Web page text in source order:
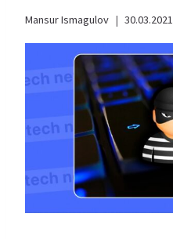
Mansur Ismagulov 30.03.2021